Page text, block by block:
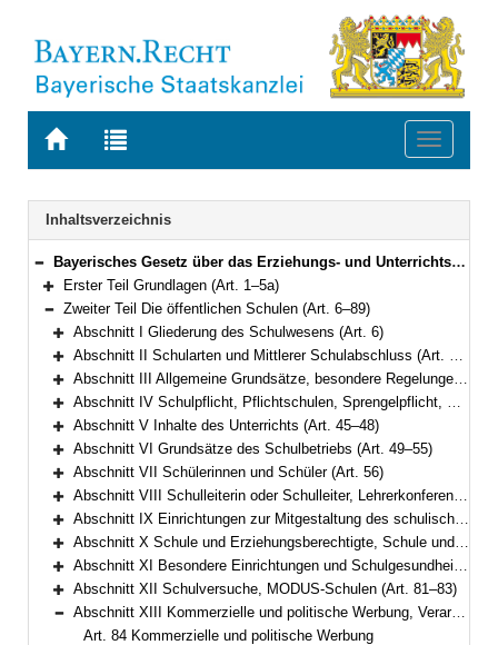
Zur
BAYERN.RECHT
Zur
letzten
Suche
Toggle
Navigation
Inhaltsverzeichnis
Bereich reduzieren
Bayerisches Gesetz über das Erziehungs- und Unterrichtswesen (BayEUG) in der Fassung der Bekanntmachung vom 31. Mai 2000 (GVBl. S. 414, 632) BayRS 2230-1-1-K (Art. 1–125)
Bereich erweitern
Erster Teil Grundlagen (Art. 1–5a)
Bereich reduzieren
Zweiter Teil Die öffentlichen Schulen (Art. 6–89)
Bereich erweitern
Abschnitt I Gliederung des Schulwesens (Art. 6)
Bereich erweitern
Abschnitt II Schularten und Mittlerer Schulabschluss (Art. 7–25)
Bereich erweitern
Abschnitt III Allgemeine Grundsätze, besondere Regelungen für Pflichtschulen (Art. 26–34)
Bereich erweitern
Abschnitt IV Schulpflicht, Pflichtschulen, Sprengelpflicht, Gastschulverhältnisse, Wahl des schulischen Bildungswegs (Art. 35–44)
Bereich erweitern
Abschnitt V Inhalte des Unterrichts (Art. 45–48)
Bereich erweitern
Abschnitt VI Grundsätze des Schulbetriebs (Art. 49–55)
Bereich erweitern
Abschnitt VII Schülerinnen und Schüler (Art. 56)
Bereich erweitern
Abschnitt VIII Schulleiterin oder Schulleiter, Lehrerkonferenz, Lehrkräfte und sonstiges Personal (Art. 57–61)
Bereich erweitern
Abschnitt IX Einrichtungen zur Mitgestaltung des schulischen Lebens (Art. 62–73)
Bereich erweitern
Abschnitt X Schule und Erziehungsberechtigte, Schule und Arbeitgeber (Art. 74–77)
Bereich erweitern
Abschnitt XI Besondere Einrichtungen und Schulgesundheit (Art. 78–80)
Bereich erweitern
Abschnitt XII Schulversuche, MODUS-Schulen (Art. 81–83)
Bereich reduzieren
Abschnitt XIII Kommerzielle und politische Werbung, Verarbeitung personenbezogener Daten (Art. 84–85a)
Art. 84 Kommerzielle und politische Werbung